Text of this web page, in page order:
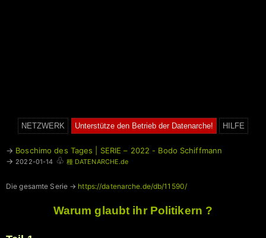
NETZWERK Unterstütze den Betrieb der Datenarche! HILFE
→ Boschimo des Tages | SERIE – 2022 - Bodo Schiffmann
→ 2022-01-14 ♧ 種 DATENARCHE.de
Die gesamte Serie → https://datenarche.de/db/11590/
Warum glaubt ihr Politikern ?